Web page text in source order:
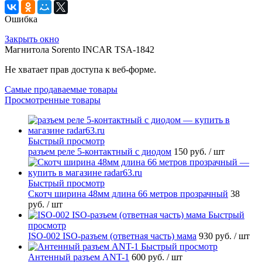
Ошибка
Закрыть окно
Магнитола Sorento INCAR TSA-1842
Не хватает прав доступа к веб-форме.
Самые продаваемые товары
Просмотренные товары
Быстрый просмотр
разъем реле 5-контактный с диодом 150 руб. / шт
Быстрый просмотр
Скотч ширина 48мм длина 66 метров прозрачный 38
руб. / шт
Быстрый
просмотр
ISO-002 ISO-разъем (ответная часть) мама 930 руб. / шт
Быстрый просмотр
Антенный разъем ANT-1 600 руб. / шт